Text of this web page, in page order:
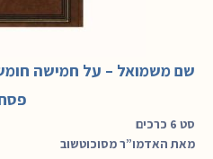
שם משמואל – על חמישה
סט 6 כרכים
מאת האדמו”ר מסוכוטשוב